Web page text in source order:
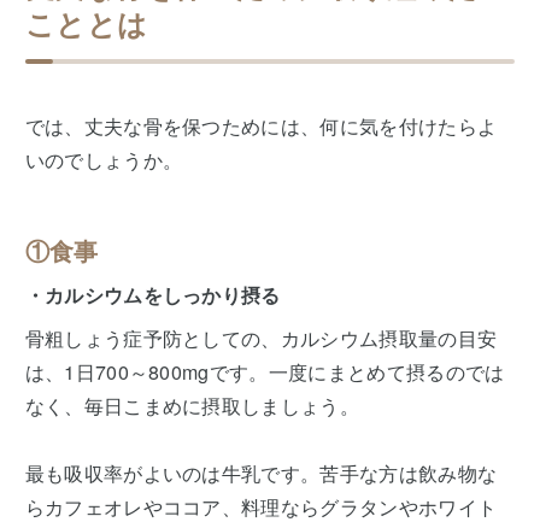
こととは
では、丈夫な骨を保つためには、何に気を付けたらよ
いのでしょうか。
①食事
・カルシウムをしっかり摂る
骨粗しょう症予防としての、カルシウム摂取量の目安
は、1日700～800mgです。一度にまとめて摂るのでは
なく、毎日こまめに摂取しましょう。
最も吸収率がよいのは牛乳です。苦手な方は飲み物な
らカフェオレやココア、料理ならグラタンやホワイト